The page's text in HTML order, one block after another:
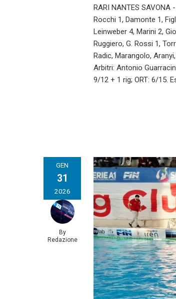
RARI NANTES
Rocchi 1, Damonte 1,
Leinweber 4, Marini 2,
Ruggiero, G. Rossi 1,
Radic, Marangolo,
Arbitri: Antonio
9/12 + 1 rig; ORT: 6/15.
GEN
31
2026
By
Redazione